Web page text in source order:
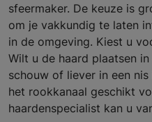
sfeermaker. De keuze is
om je vakkundig te laten
in de omgeving. Kiest u
Wilt u de haard plaatsen
schouw of liever in een
het rookkanaal geschikt
haardenspecialist kan u